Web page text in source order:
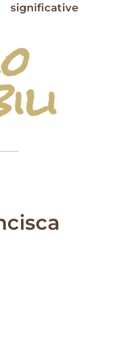
significative